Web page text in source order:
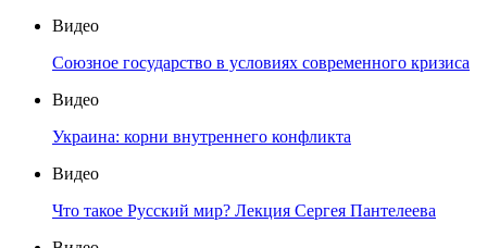
Видео
Союзное государство в условиях современного кризиса
Видео
Украина: корни внутреннего конфликта
Видео
Что такое Русский мир? Лекция Сергея Пантелеева